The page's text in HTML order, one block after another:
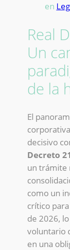
en
Real
Un
de la
El
decisivo
Decreto
un trámite
como un
crítico
de 2026,
voluntario
en una